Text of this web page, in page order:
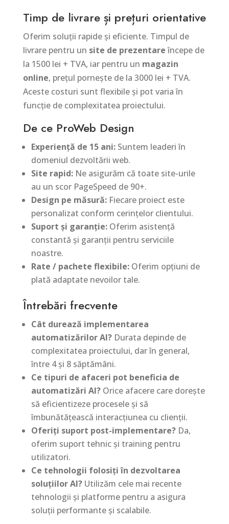
Timp de livrare și prețuri orientative
Oferim soluții rapide și eficiente. Timpul de
livrare pentru un site de prezentareîncepe de
la 1500 lei + TVA, iar pentru un magazin
online, prețul pornește de la 3000 lei + TVA.
Aceste costuri sunt flexibile și pot varia în
funcție de complexitatea proiectului.
De ce ProWeb Design
Experiență de 15 ani:Suntem leaderi în
domeniul dezvoltării web.
Site rapid:Ne asigurăm că toate site-urile
au un scor PageSpeed de 90+.
Design pe măsură:Fiecare proiect este
personalizat conform cerințelor clientului.
Suport și garanție:Oferim asistență
constantă și garanții pentru serviciile
noastre.
Rate / pachete flexibile:Oferim opțiuni de
plată adaptate nevoilor tale.
Întrebări frecvente
Cât durează implementarea
automatizărilor AI?Durata depinde de
complexitatea proiectului, dar în general,
între 4 și 8 săptămâni.
Ce tipuri de afaceri pot beneficia de
automatizări AI?Orice afacere care dorește
să eficientizeze procesele și să
îmbunătățească interacțiunea cu clienții.
Oferiți suport post-implementare?Da,
oferim suport tehnic și training pentru
utilizatori.
Ce tehnologii folosiți în dezvoltarea
soluțiilor AI?Utilizăm cele mai recente
tehnologii și platforme pentru a asigura
soluții performante și scalabile.